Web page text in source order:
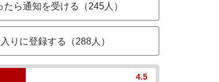
たら通知を受ける（245人）
りに登録する（288人）
4.5